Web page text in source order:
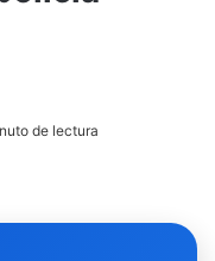
de lectura